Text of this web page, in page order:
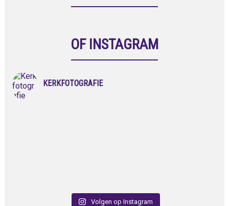
OF INSTAGRAM
KERKFOTOGRAFIE
Volgen op Instagram